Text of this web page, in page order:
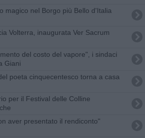
magico nel Borgo più Bello d'Italia
Volterra, inaugurata Ver Sacrum
del costo del vapore", i sindaci
Giani
poeta cinquecentesco torna a casa
per il Festival delle Colline
aver presentato il rendiconto"